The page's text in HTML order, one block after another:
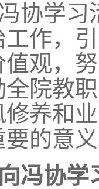
协学
作，
观，
院教
修养和
的意
冯协学